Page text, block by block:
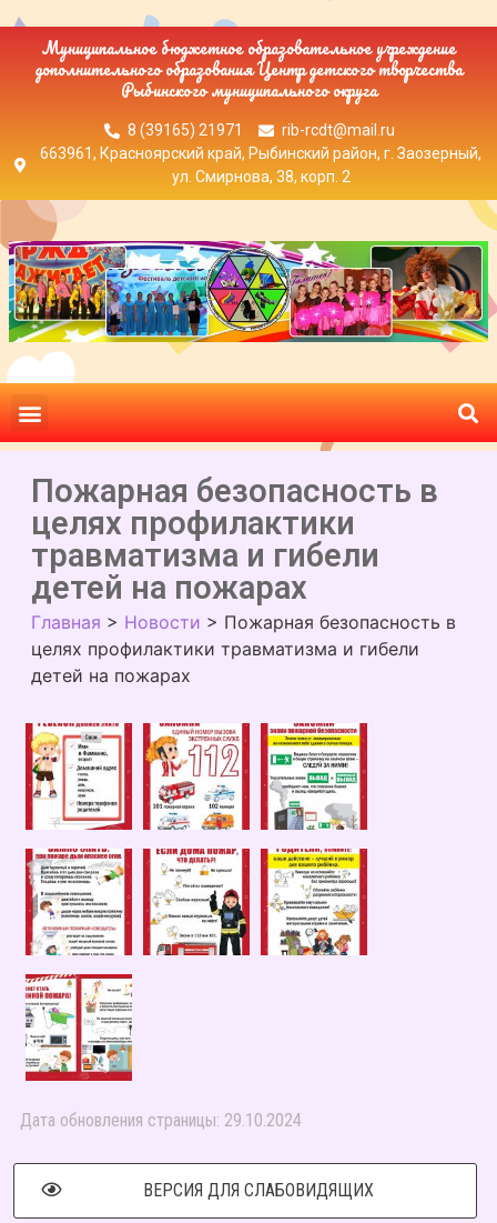
Муниципальное бюджетное образовательное учреждение
дополнительного образования Центр детского творчества
Рыбинского муниципального округа
8 (39165) 21971
rib-rcdt@mail.ru
663961, Красноярский край, Рыбинский район, г. Заозерный,
ул. Смирнова, 38, корп. 2
Пожарная безопасность в
целях профилактики
травматизма и гибели
детей на пожарах
Главная > Новости > Пожарная безопасность в
целях профилактики травматизма и гибели
детей на пожарах
Дата обновления страницы: 29.10.2024
ВЕРСИЯ ДЛЯ СЛАБОВИДЯЩИХ